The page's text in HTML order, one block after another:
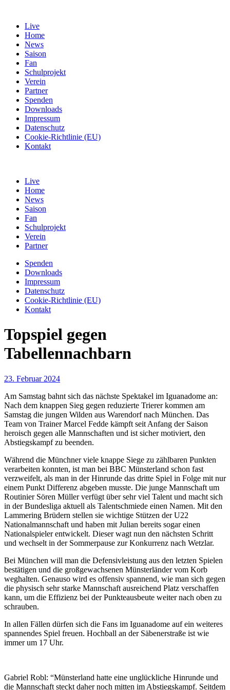
Live
Home
News
Saison
Fan
Schulprojekt
Verein
Partner
Spenden
Downloads
Impressum
Datenschutz
Cookie-Richtlinie (EU)
Kontakt
Live
Home
News
Saison
Fan
Schulprojekt
Verein
Partner
Spenden
Downloads
Impressum
Datenschutz
Cookie-Richtlinie (EU)
Kontakt
Topspiel gegen
Tabellennachbarn
23. Februar 2024
Am Samstag bahnt sich das nächste Spektakel im Iguanadome an:
Nach dem knappen Sieg gegen reduzierte Trierer kommen am
Samstag die jungen Wilden aus Warendorf nach München. Das
Team von Trainer Marcel Fedde kämpft seit Anfang der Saison
heroisch gegen alle Mannschaften und ist sicher motiviert, den
Abstiegskampf zu beenden.
Während die Münchner viele knappe Siege zu zählbaren Punkten
verarbeiten konnten, ist man bei BBC Münsterland schon fast
verzweifelt, als man in der Hinrunde das dritte Spiel in Folge mit nur
einem Punkt Differenz abgeben musste. Die junge Mannschaft um
Routinier Sören Müller verfügt über sehr viel Talent und macht sich
in der Bundesliga aktuell als Talentschmiede einen Namen. Mit den
Lammering Brüdern stellen sie wichtige Stützen der U22
Nationalmannschaft und haben mit Julian bereits sogar einen
Nationalspieler entwickelt. Dieser wagt nun den nächsten Schritt
und wechselt in der Sommerpause zur Konkurrenz nach Wetzlar.
Bei München will man die Defensivleistung aus den letzten Spielen
bestätigen und die großgewachsenen Münsterländer vom Korb
weghalten. Genauso wird es offensiv spannend, wie man sich gegen
die physisch sehr starke Mannschaft ausreichend Platz verschaffen
kann, um die Effizienz bei der Punkteausbeute weiter nach oben zu
schrauben.
In allen Fällen dürfen sich die Fans im Iguanadome auf ein weiteres
spannendes Spiel freuen. Hochball an der Säbenerstraße ist wie
immer um 17 Uhr.
Gabriel Robl: “Münsterland hatte eine unglückliche Hinrunde und
die Mannschaft steckt daher noch mitten im Abstiegskampf. Seitdem